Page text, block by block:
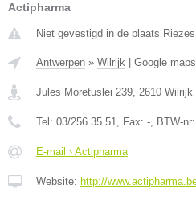
Actipharma
Niet gevestigd in de plaats
Antwerpen » Wilrijk Google maps
Jules Moretuslei 239, 2610 Wilrijk
Tel: 03/256.35.51, Fax: -, BTW-nr:
E-mail › Actipharma
Website: http://